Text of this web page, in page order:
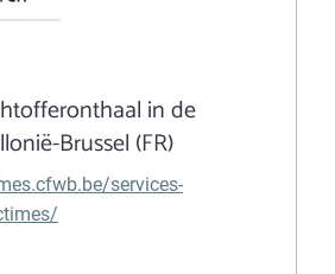
in de
Brussel (FR)
services-